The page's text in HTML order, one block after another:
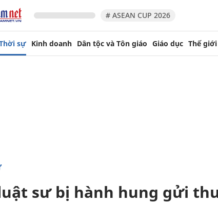
# ASEAN CUP 2026
sự Kinh doanh Dân tộc và Tôn giáo Giáo dục Thế giới
sư bị hành hung gửi